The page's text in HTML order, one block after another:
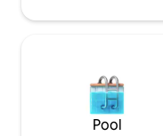
sehen oder die Sonne
Pool